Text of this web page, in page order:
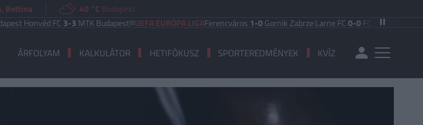
Bettina 40 °C Budapest
FC3-3MTK Budapest UEFA EURÓPA LIGAFerencváros1-0Gornik Zabrze|Larne FC0-0FC Iberia 1999|
ÁRFOLYAM KALKULÁTOR HETIFÓKUSZ SPORTEREDMÉNYEK KVÍZ